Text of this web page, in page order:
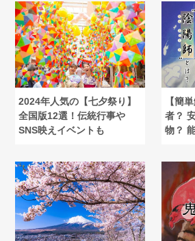
2024年人気の【七夕祭り】
全国版12選！伝統行事や
SNS映えイベントも
【簡
者？
物？